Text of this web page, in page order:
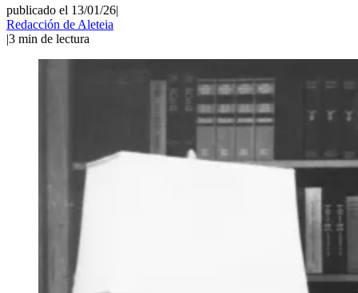
publicado el 13/01/26|
Redacción de Aleteia
|3 min de lectura